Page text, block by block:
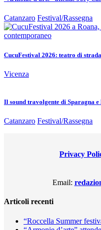
Catanzaro Festival/Rassegna
CucuFestival 2026: teatro di
Vicenza
Il sound travolgente di Sparagna
Catanzaro Festival/Rassegna
Privacy
Email:
Articoli recenti
“Roccella Summer